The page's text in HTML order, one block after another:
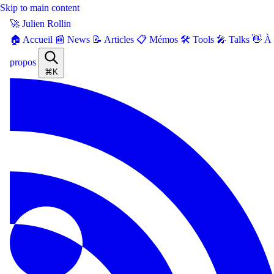
Skip to main content
🚀 Julien Rollin
🏠 Accueil 📰 News 📝 Articles 📋 Mémos 🛠️ Tools 🎤 Talks 👋 À
propos
⌘K